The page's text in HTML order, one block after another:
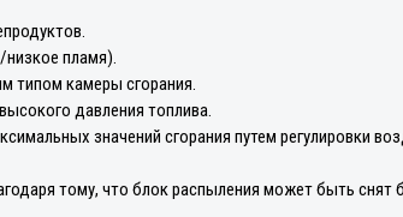
пламя).
типом камеры сгорания.
давления топлива.
значений сгорания путем регулировки
тому, что блок распыления может быть